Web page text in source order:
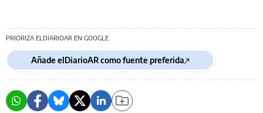
PRIORIZA ELDIARIOAR EN GOOGLE
Añade elDiarioAR como fuente preferida